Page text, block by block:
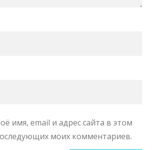
имя, email и адрес сайта в этом
моих комментариев.